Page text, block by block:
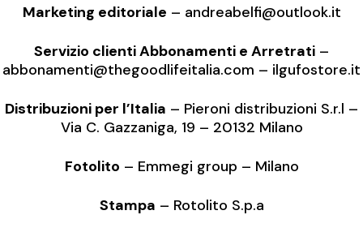
Marketing editoriale – andreabelfi@outlook.it
Servizio clienti Abbonamenti e Arretrati –
abbonamenti@thegoodlifeitalia.com – ilgufostore.it
Distribuzioni per l’Italia – Pieroni distribuzioni S.r.l –
Via C. Gazzaniga, 19 – 20132 Milano
Fotolito – Emmegi group – Milano
Stampa – Rotolito S.p.a